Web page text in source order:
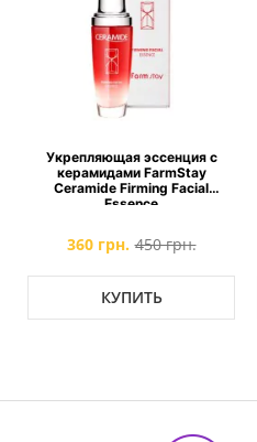
Укрепляющая эссенция с
керамидами FarmStay
Ceramide Firming Facial
Essence
360 грн. 450 грн.
КУПИТЬ